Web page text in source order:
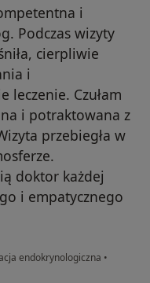
i
Podczas wizyty
cierpliwie
i
leczenie. Czułam
i potraktowana z
przebiegła w
doktor każdej
i empatycznego
endokrynologiczna •